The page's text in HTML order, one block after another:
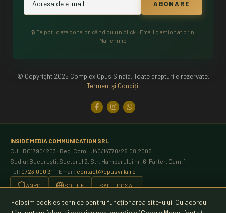
🔒 Te poți dezabona oricând cu un click · Email gestionat prin
Mailchimp
© Copyright 2025 Complex Opus Sinaia. Toate drepturile rezervate.
Termeni şi Condiții
Folosim cookies tehnice pentru funcționarea site-ului. Cu acordul
INSIDE MEDIA COMMUNICATION SRL
CUI: RO17904203 · Reg. Com.: J40/14770/26.08.2005
Sediu: București, Sectorul 2, Str. Hambarului nr. 6, Parter, Cam. 1
Tel: 0723.000.311 · Email: contact@opusvilla.ro
ANPC
SOL UE SAL — DGSAL
Plăți securizate prinEuPlătesc